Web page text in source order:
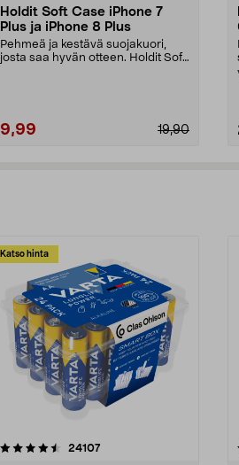
Holdit Soft Case iPhone 7
Plus ja iPhone 8 Plus
Pehmeä ja kestävä suojakuori,
josta saa hyvän otteen. Holdit Sof
9,99 19,90
Katso hinta
24107arvostelut
4.5viidestä